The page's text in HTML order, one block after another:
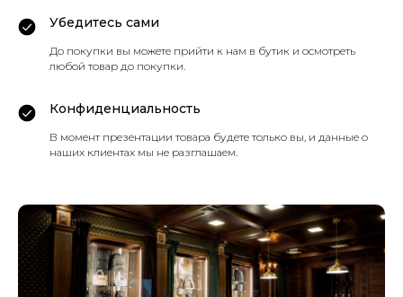
Убедитесь сами
До покупки вы можете прийти к нам в бутик и осмотреть
любой товар до покупки.
Конфиденциальность
В момент презентации товара будете только вы, и данные о
наших клиентах мы не разглашаем.